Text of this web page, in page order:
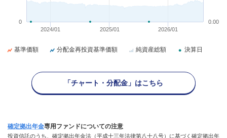
2024/01 2025/01 2026/01
0 0.00
基準価額 分配金再投資基準価額 純資産総額 決算日
「チャート・分配金」はこちら
確定拠出年金専用 ファンドについての注意
投資信託のうち、確定拠出年金法（平成十三年法律第八十八号）に基づく確定拠出年